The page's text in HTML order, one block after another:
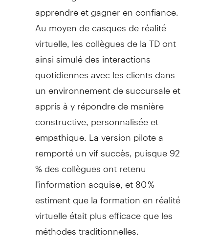
apprendre et gagner en confiance.
Au moyen de casques de réalité
virtuelle, les collègues de la TD ont
ainsi simulé des interactions
quotidiennes avec les clients dans
un environnement de succursale et
appris à y répondre de manière
constructive, personnalisée et
empathique. La version pilote a
remporté un vif succès, puisque 92
% des collègues ont retenu
l'information acquise, et 80 %
estiment que la formation en réalité
virtuelle était plus efficace que les
méthodes traditionnelles.